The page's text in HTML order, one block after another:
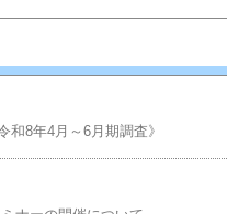
8年4月～6月期調査》